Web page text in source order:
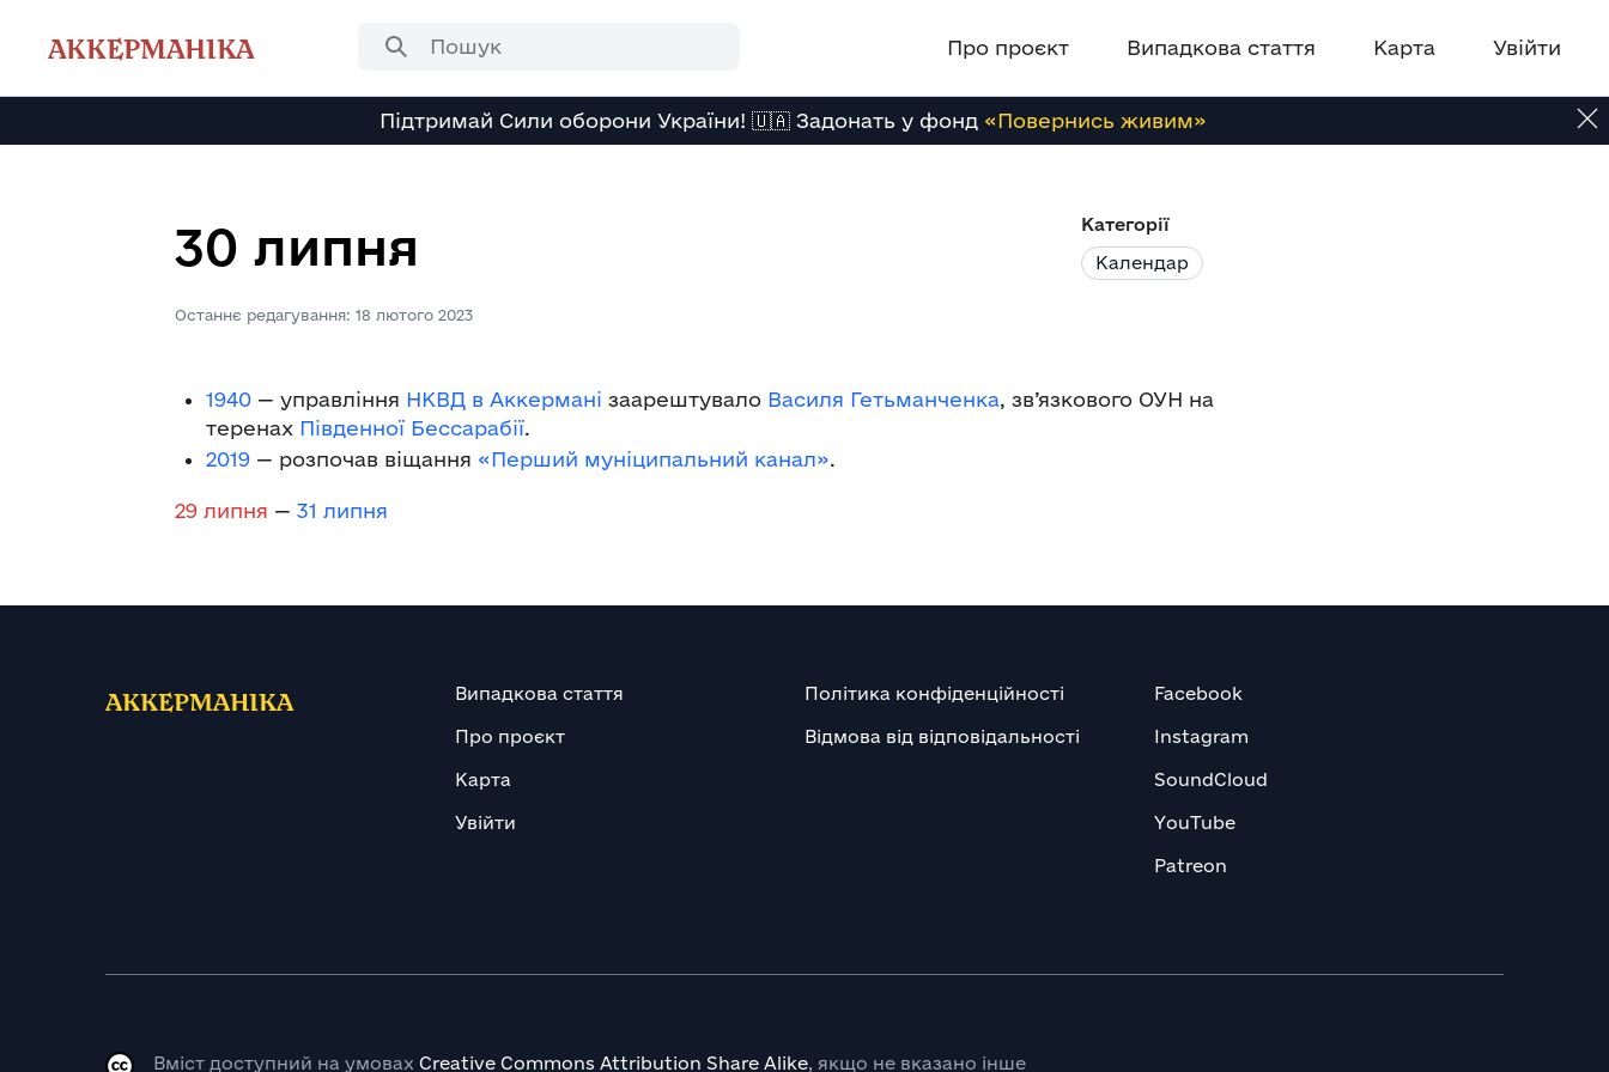
вмістуАККЕРМАНІКА Про проєкт Випадкова стаття Карта Увійти
Підтримай Сили оборони України! 🇺🇦 Задонать у фонд «Повернись живим»
Категорії
Календар
30 липня
Останнє редагування: 18 лютого 2023
1940— управління НКВД в Аккермані заарештувало Василя Гетьманченка, зв’язкового ОУН на
теренах Південної Бессарабії.
2019— розпочав віщання «Перший муніципальний канал».
29 липня — 31 липня
АККЕРМАНІКА Випадкова стаття
Про проєкт
Карта
Увійти
Політика конфіденційності
Відмова від відповідальності
Facebook
Instagram
SoundCloud
YouTube
Patreon
Вміст доступний на умовах Creative Commons Attribution Share Alike, якщо не вказано інше